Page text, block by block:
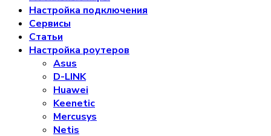
Настройка подключения
Сервисы
Статьи
Настройка роутеров
Asus
D-LINK
Huawei
Keenetic
Mercusys
Netis